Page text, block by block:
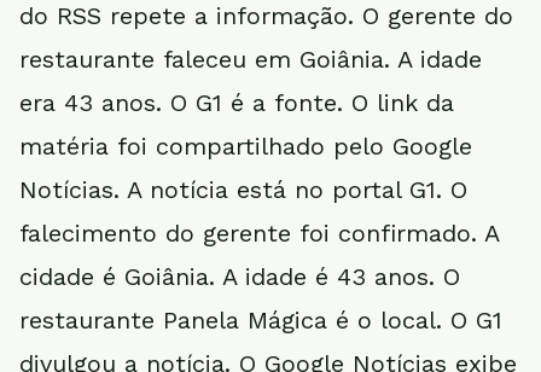
do RSS repete a informação. O gerente do
restaurante faleceu em Goiânia. A idade
era 43 anos. O G1 é a fonte. O link da
matéria foi compartilhado pelo Google
Notícias. A notícia está no portal G1. O
falecimento do gerente foi confirmado. A
cidade é Goiânia. A idade é 43 anos. O
restaurante Panela Mágica é o local. O G1
divulgou a notícia. O Google Notícias exibe